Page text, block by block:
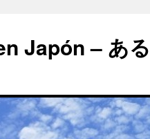
Japón – あ